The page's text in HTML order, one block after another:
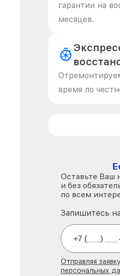
гарантии на
месяцев.
время по
Оставьте Ваш
и без
по всем
Запишитесь
Отправляя
персональных